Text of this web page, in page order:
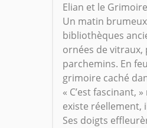
Elian et le Grimoire
Un matin
bibliothèques
ornées de vitraux,
parchemins. En
grimoire caché
« C’est fascinant,
existe réellement,
Ses doigts